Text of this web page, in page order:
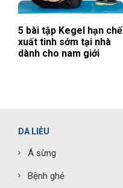
5 bài tập Kegel hạn chế
xuất tinh sớm tại nhà
dành cho nam giới
DA LIỄU
Á sừng
Bệnh ghẻ